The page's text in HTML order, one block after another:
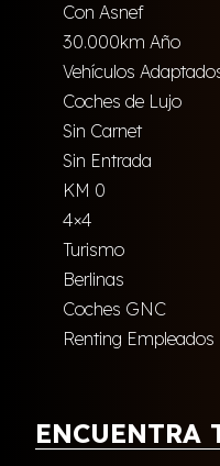
Con Asnef
30.000km Año
Vehículos
Coches de Lujo
Sin Carnet
Sin Entrada
KM 0
4×4
Turismo
Berlinas
Coches GNC
Renting Empleados
ENCUENTRA